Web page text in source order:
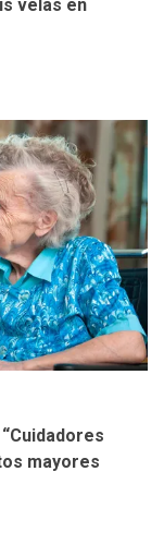
para
de
turismo
velas en
mayores